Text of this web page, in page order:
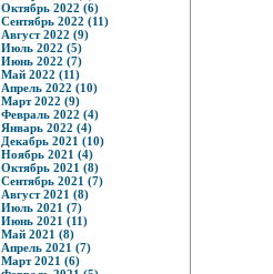
Октябрь 2022 (6)
Сентябрь 2022 (11)
Август 2022 (9)
Июль 2022 (5)
Июнь 2022 (7)
Май 2022 (11)
Апрель 2022 (10)
Март 2022 (9)
Февраль 2022 (4)
Январь 2022 (4)
Декабрь 2021 (10)
Ноябрь 2021 (4)
Октябрь 2021 (8)
Сентябрь 2021 (7)
Август 2021 (8)
Июль 2021 (7)
Июнь 2021 (11)
Май 2021 (8)
Апрель 2021 (7)
Март 2021 (6)